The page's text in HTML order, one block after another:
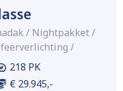
/ Nightpakket /
/
218 PK
€ 29.945,-